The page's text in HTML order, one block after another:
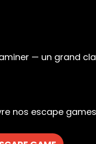
— un grand
nos escape